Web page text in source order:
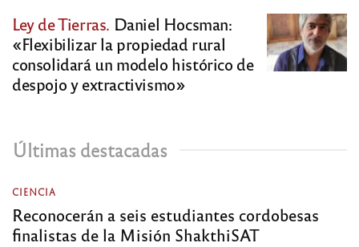
Ley de Tierras. Daniel Hocsman:
«Flexibilizar la propiedad rural
consolidará un modelo histórico de
despojo y extractivismo»
Últimas destacadas
CIENCIA
Reconocerán a seis estudiantes cordobesas
finalistas de la Misión ShakthiSAT